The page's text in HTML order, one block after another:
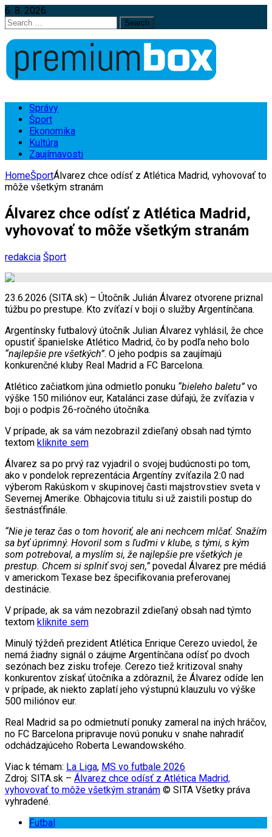
6. 8. 2026
Search
for:
Správy
Šport
Ekonomika
Kultúra
Zaujímavosti
HomeŠportÁlvarez chce odísť z Atlética Madrid, vyhovovať to
môže všetkým stranám
Álvarez chce odísť z Atlética Madrid,
vyhovovať to môže všetkým stranám
redakcia Šport
23.6.2026 (SITA.sk) – Útočník Julián Álvarez otvorene priznal
túžbu po prestupe. Kto zvíťazí v boji o služby Argentínčana.
Argentínsky futbalový útočník Julian Álvarez vyhlásil, že chce
opustiť španielske Atlético Madrid, čo by podľa neho bolo
“najlepšie pre všetkých”. O jeho podpis sa zaujímajú
konkurenčné kluby Real Madrid a FC Barcelona.
Atlético začiatkom júna odmietlo ponuku “bieleho baletu”vo
výške 150 miliónov eur, Katalánci zase dúfajú, že zvíťazia v
boji o podpis 26-ročného útočníka.
V prípade, ak sa vám nezobrazil zdieľaný obsah nad týmto
textom kliknite sem
Álvarez sa po prvý raz vyjadril o svojej budúcnosti po tom,
ako v pondelok reprezentácia Argentíny zvíťazila 2:0 nad
výberom Rakúskom v skupinovej časti majstrovstiev sveta v
Severnej Amerike. Obhajcovia titulu si už zaistili postup do
šestnásťfinále.
“Nie je teraz čas o tom hovoriť, ale ani nechcem mlčať. Snažím
sa byť úprimný. Hovoril som s ľuďmi v klube, s tými, s kým
som potreboval, a myslím si, že najlepšie pre všetkých je
prestup. Chcem si splniť svoj sen,”povedal Álvarez pre médiá
v americkom Texase bez špecifikovania preferovanej
destinácie.
V prípade, ak sa vám nezobrazil zdieľaný obsah nad týmto
textom kliknite sem
Minulý týždeň prezident Atlética Enrique Cerezo uviedol, že
nemá žiadny signál o záujme Argentínčana odísť po dvoch
sezónach bez zisku trofeje. Cerezo tiež kritizoval snahy
konkurentov získať útočníka a zdôraznil, že Álvarez odíde len
v prípade, ak niekto zaplatí jeho výstupnú klauzulu vo výške
500 miliónov eur.
Real Madrid sa po odmietnutí ponuky zameral na iných hráčov,
no FC Barcelona pripravuje novú ponuku v snahe nahradiť
odchádzajúceho Roberta Lewandowského.
Viac k témam: La Liga, MS vo futbale 2026
Zdroj: SITA.sk – Álvarez chce odísť z Atlética Madrid,
vyhovovať to môže všetkým stranám © SITA Všetky práva
vyhradené.
Futbal